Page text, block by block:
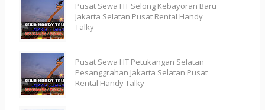
Pusat Sewa HT Selong Kebayoran Baru
Jakarta Selatan Pusat Rental Handy
Talky
Pusat Sewa HT Petukangan Selatan
Pesanggrahan Jakarta Selatan Pusat
Rental Handy Talky